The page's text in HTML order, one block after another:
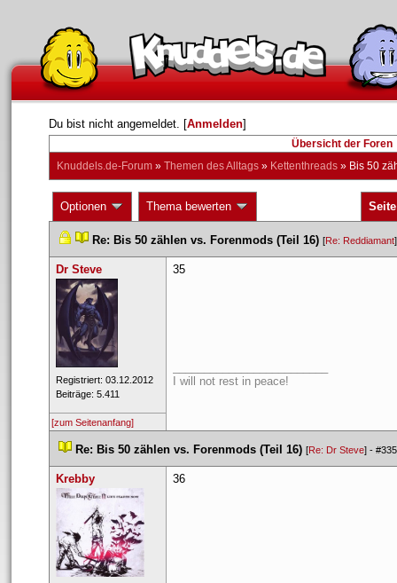
Du bist nicht angemeldet. [Anmelden]
Übersicht der Foren
Knuddels.de-Forum » Themen des Alltag » Kettenthread » Bis 50
Optionen Thema bewerten
Re: Bis 50 zählen vs. Forenmods (Teil 16) [Re: Reddiamant
Dr Steve
Registriert: 03.12.2012
Beiträge: 5.411
35
I will not rest in peace!
[zum Seitenanfang]
Re: Bis 50 zählen vs. Forenmods (Teil 16) [Re: Dr Steve] -
Krebby 36